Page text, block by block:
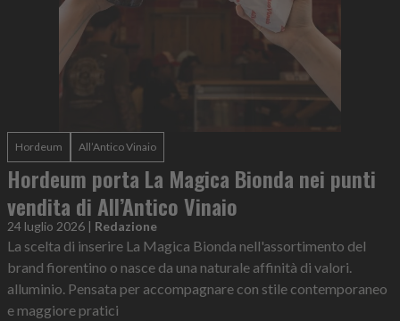
Hordeum All’Antico Vinaio
Hordeum porta La Magica Bionda nei punti
vendita di All’Antico Vinaio
24 luglio 2026 | Redazione
La scelta di inserire La Magica Bionda nell'assortimento del
brand fiorentino o nasce da una naturale affinità di valori.
alluminio. Pensata per accompagnare con stile contemporaneo
e maggiore pratici